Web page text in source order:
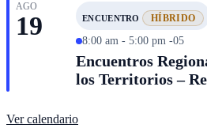
AGO
19 ENCUENTRO HÍBRIDO
8:00 am - 5:00 pm -05
Encuentros
los Territorios –
Ver calendario